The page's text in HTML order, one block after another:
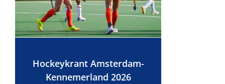
Hockeykrant Amsterdam-
Kennemerland 2026